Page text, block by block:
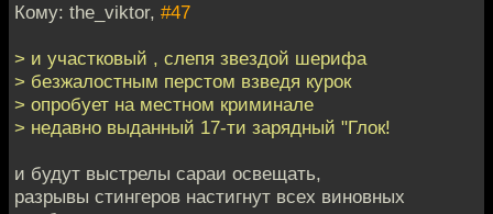
Кому: the_viktor, #47
> и участковый , слепя звездой шерифа
> безжалостным перстом взведя курок
> опробует на местном криминале
> недавно выданный 17-ти зарядный "Глок!
и будут выстрелы сараи освещать,
разрывы стингеров настигнут всех виновных